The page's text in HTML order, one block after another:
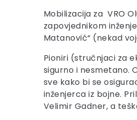
Mobilizacija za VRO
zapovjednikom
Matanović“ (nekad
Pioniri (stručnjaci za
sigurno i nesmetano.
sve kako bi se
inženjerca iz bojne.
Velimir Gadner, a